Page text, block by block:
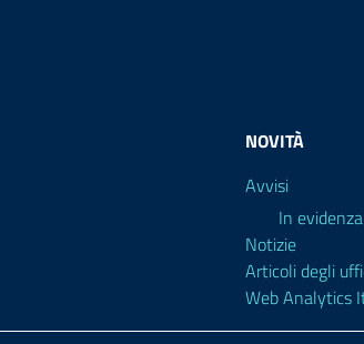
NOVITÀ
Avvisi
In evidenza
Notizie
Articoli degli
Web Analytics